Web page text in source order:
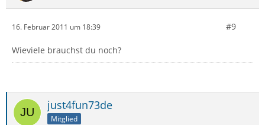
16. Februar 2011 um 18:39 #9
Wieviele brauchst du noch?
just4fun73de
Mitglied